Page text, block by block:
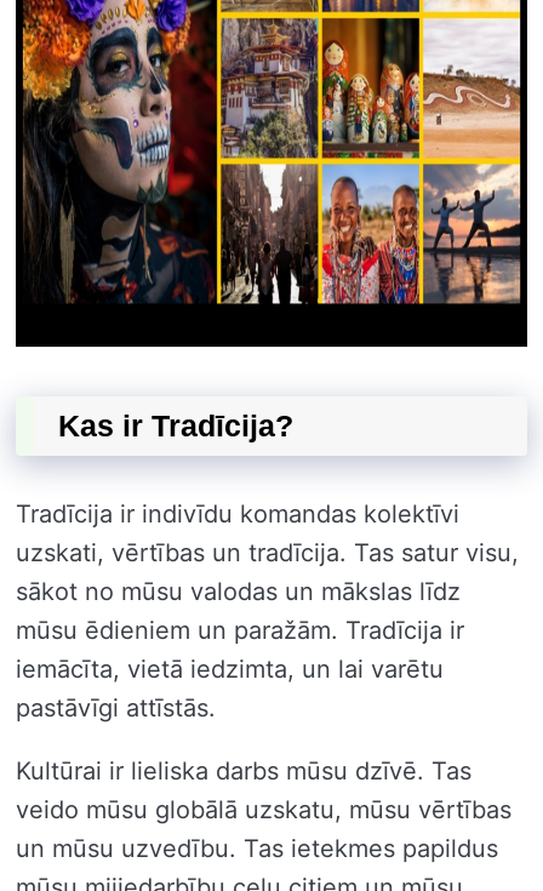
Kas ir Tradīcija?
Tradīcija ir indivīdu komandas kolektīvi
uzskati, vērtības un tradīcija. Tas satur visu,
sākot no mūsu valodas un mākslas līdz
mūsu ēdieniem un paražām. Tradīcija ir
iemācīta, vietā iedzimta, un lai varētu
pastāvīgi attīstās.
Kultūrai ir lieliska darbs mūsu dzīvē. Tas
veido mūsu globālā uzskatu, mūsu vērtības
un mūsu uzvedību. Tas ietekmes papildus